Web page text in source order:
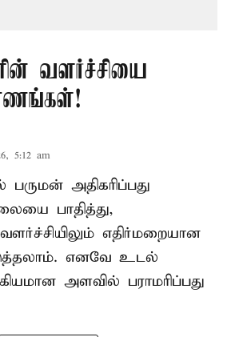
வளர்ச்சியை
5:12 am
அதிகரிப்பது
பாதித்து,
எதிர்மறையான
எனவே உடல்
அளவில் பராமரிப்பது